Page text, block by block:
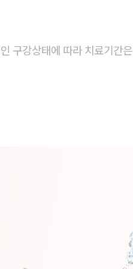
구강상태에 따라 치료기간은